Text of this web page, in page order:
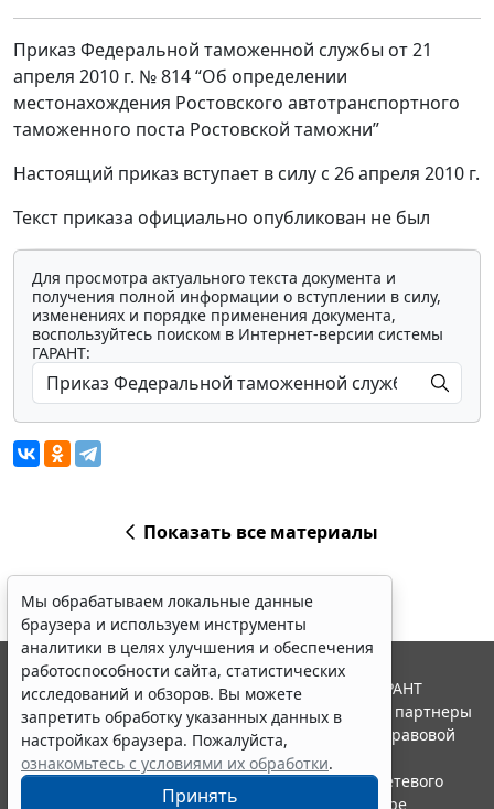
Приказ Федеральной таможенной службы от 21
апреля 2010 г. № 814 “Об определении
местонахождения Ростовского автотранспортного
таможенного поста Ростовской таможни”
Настоящий приказ вступает в силу с 26 апреля 2010 г.
Текст приказа официально опубликован не был
Для просмотра актуального текста документа и
получения полной информации о вступлении в силу,
изменениях и порядке применения документа,
воспользуйтесь поиском в Интернет-версии системы
ГАРАНТ:
Показать все материалы
Мы обрабатываем локальные данные
браузера и используем инструменты
аналитики в целях улучшения и обеспечения
работоспособности сайта, статистических
исследований и обзоров. Вы можете
запретить обработку указанных данных в
настройках браузера. Пожалуйста,
ознакомьтесь с условиями их обработки.
Принять
© ООО "НПП "ГАРАНТ-СЕРВИС", 2026. Система ГАРАНТ
выпускается с 1990 года. Компания "Гарант" и ее партнеры
являются участниками Российской ассоциации правовой
информации ГАРАНТ.
Портал ГАРАНТ.РУ зарегистрирован в качестве сетевого
издания Федеральной службой по надзору в сфере